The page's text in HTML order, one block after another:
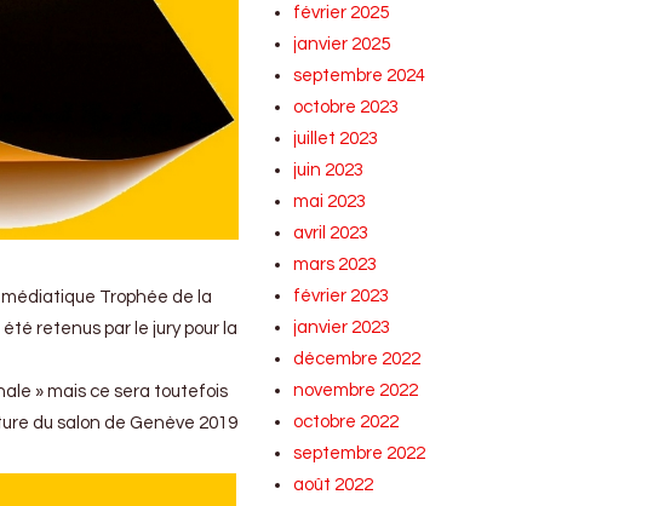
Trophée de la
retenus par le jury pour la
» mais ce sera toutefois
du salon de Genève 2019
février 2025
janvier 2025
septembre 2024
octobre 2023
juillet 2023
juin 2023
mai 2023
avril 2023
mars 2023
février 2023
janvier 2023
décembre 2022
novembre 2022
octobre 2022
septembre 2022
août 2022